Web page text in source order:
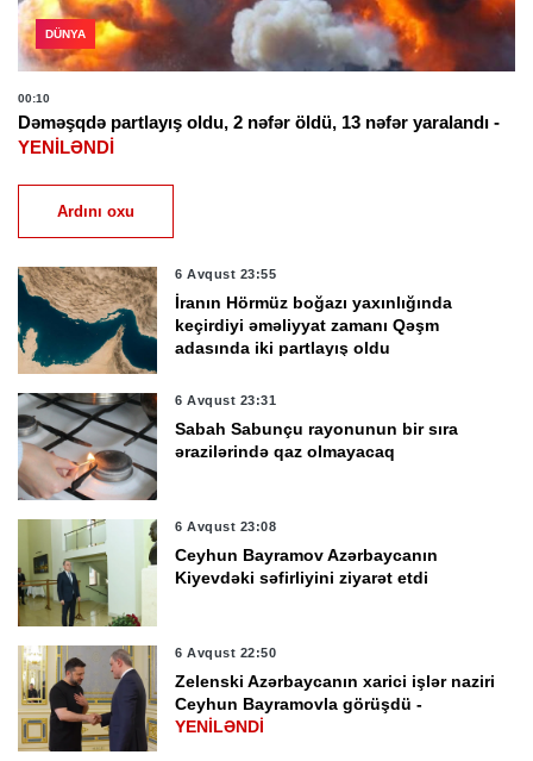
DÜNYA
00:10
Dəməşqdə partlayış oldu, 2 nəfər öldü, 13 nəfər yaralandı -
YENİLƏNDİ
Ardını oxu
6 Avqust 23:55
İranın Hörmüz boğazı yaxınlığında
keçirdiyi əməliyyat zamanı Qəşm
adasında iki partlayış oldu
6 Avqust 23:31
Sabah Sabunçu rayonunun bir sıra
ərazilərində qaz olmayacaq
6 Avqust 23:08
Ceyhun Bayramov Azərbaycanın
Kiyevdəki səfirliyini ziyarət etdi
6 Avqust 22:50
Zelenski Azərbaycanın xarici işlər naziri
Ceyhun Bayramovla görüşdü -
YENİLƏNDİ